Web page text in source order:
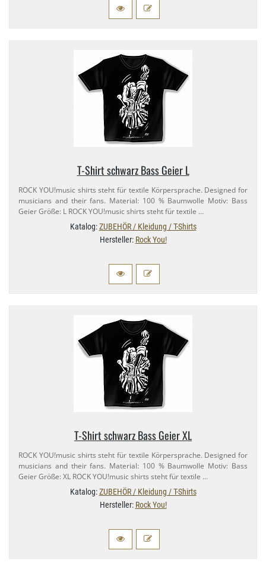
T-​Shirt schwarz Bass Geier L
ROCK YOU!music shirts steht für textile Körpersprache. Designed for
musicians and their fans. Material: 100 % Baumwolle Motiv: Bass
Geier Größe: L ROCK YOU!music shirts steht für textile …
Katalog:ZUBEHÖR / Kleidung / T-Shirts
Hersteller: Rock You!
T-​Shirt schwarz Bass Geier XL
ROCK YOU!music shirts steht für textile Körpersprache. Designed for
musicians and their fans. Material: 100 % Baumwolle Motiv: Bass
Geier Größe: XL ROCK YOU!music shirts steht für textile …
Katalog:ZUBEHÖR / Kleidung / T-Shirts
Hersteller: Rock You!